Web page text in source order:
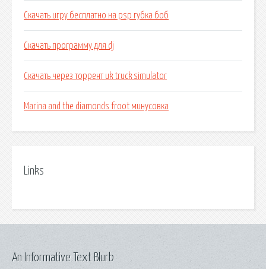
Скачать игру бесплатно на psp губка боб
Скачать программу для dj
Скачать через торрент uk truck simulator
Marina and the diamonds froot минусовка
Links
An Informative Text Blurb